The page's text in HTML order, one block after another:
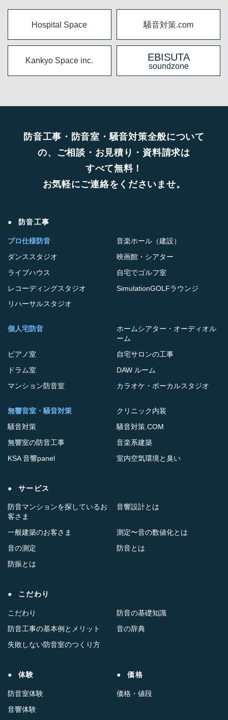
Hospital Space 騒音対策.com
Kankyo Space inc. EBISUTA
soundzone
防音工事・防音室・騒音対策全般について
の、ご相談・お見積り・資料請求は
すべて無料！
お気軽にご連絡をくださいませ。
防音工事
プロ仕様防音
ダンススタジオ
ライブハウス
レコーディングスタジオ
リハーサルスタジオ
音楽ホール（建設）
映画館・シアター
自宅でゴルフ室
SimulationGOLFラウンジ
個人宅防音
ピアノ室
ドラム室
マンション防音室
ホームシアター・オーディオル
ーム
自宅サロンの工事
DAW ルーム
カラオケ・ボーカルスタジオ
無響音室・騒音対策
騒音対策
無響室の防音工事
KSA 音響panel
室内空気環境と臭い
クリニック内装
騒音対策.COM
音楽系建築
サービス
防音マンションを探しているお
客さま
一般建築のお客さま
音の測定
防音とは
防振とは
音響設計とは
測定〜音の数値化とは
こだわり
こだわり
防音工事の基本例とメリット
失敗しない防音室のつくり方
防音の基礎知識
音の辞典
体験
防音室体験
音響体験
価格
価格・値段